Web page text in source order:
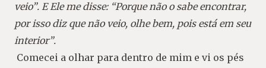
veio”. E Ele me disse: “Porque não o sabe encontrar,
por isso diz que não veio, olhe bem, pois está em seu
interior”.
Comecei a olhar para dentro de mim e vi os pés